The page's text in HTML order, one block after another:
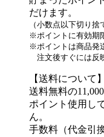
だけます。
（小数点以下切り捨
※ポイントに有効期
※ポイントは商品発
注文後すぐには反
【送料について】
送料無料の
ポイント使用し
ん。
手数料（代金引